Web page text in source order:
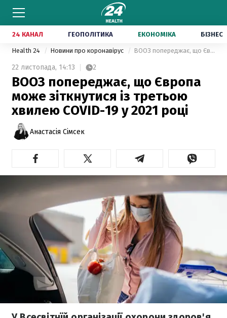
24 КАНАЛ ГЕОПОЛІТИКА ЕКОНОМІКА БІЗНЕС
Health 24 Новини про коронавірус ВООЗ попереджає, що Європа може зіткнутися із третьою хвилею COVID-19 у 2021 році
22 листопада, 14:13 2
ВООЗ попереджає, що Європа
може зіткнутися із третьою
хвилею COVID-19 у 2021 році
Анастасія Сімсек